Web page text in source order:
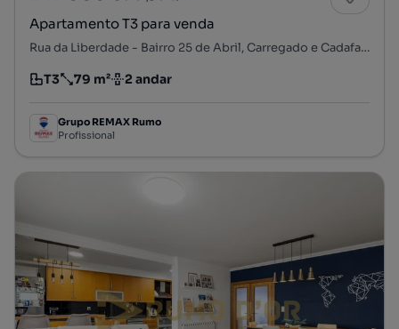
Apartamento T3 para venda
Rua da Liberdade - Bairro 25 de Abril, Carregado e Cadafais, Alenquer, Lisboa
Tipologia
T3
Preço por metro quadrado
79 m²
Andar 2 andar
Grupo REMAX Rumo
Profissional